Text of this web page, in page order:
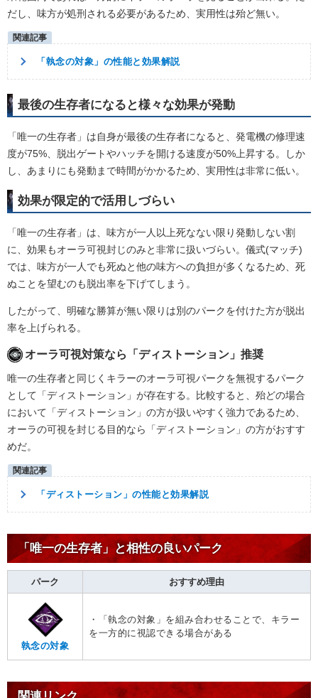
だし、味方が処刑される必要があるため、実用性は殆ど無い。
「執念の対象」の性能と効果解説
最後の生存者になると様々な効果が発動
「唯一の生存者」は自身が最後の生存者になると、発電機の修理速
度が75%、脱出ゲートやハッチを開ける速度が50%上昇する。しか
し、あまりにも発動まで時間がかかるため、実用性は非常に低い。
効果が限定的で活用しづらい
「唯一の生存者」は、味方が一人以上死なない限り発動しない割
に、効果もオーラ可視封じのみと非常に扱いづらい。儀式(マッチ)
では、味方が一人でも死ぬと他の味方への負担が多くなるため、死
ぬことを望むのも脱出率を下げてしまう。
したがって、明確な勝算が無い限りは別のパークを付けた方が脱出
率を上げられる。
オーラ可視対策なら「ディストーション」推奨
唯一の生存者と同じくキラーのオーラ可視パークを無視するパーク
として「ディストーション」が存在する。比較すると、殆どの場合
において「ディストーション」の方が扱いやすく強力であるため、
オーラの可視を封じる目的なら「ディストーション」の方がおすす
めだ。
「ディストーション」の性能と効果解説
「唯一の生存者」と相性の良いパーク
パーク おすすめ理由
執念の対象
・「執念の対象」を組み合わせることで、キラー
を一方的に視認できる場合がある